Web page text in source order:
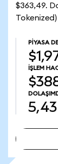
$363,49.
PIYASA
İŞLEM